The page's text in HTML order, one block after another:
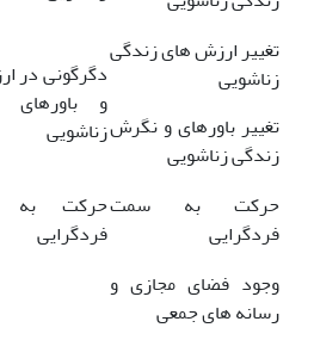
تغییر ارزش های زندگی
زناشویی
تغییر باورهای و نگرش
زندگی زناشویی
دگرگونی در
و باورهای
زناشویی
حرکت به سمت
فردگرایی
حرکت
فردگرایی
وجود فضای مجازی و
رسانه های جمعی